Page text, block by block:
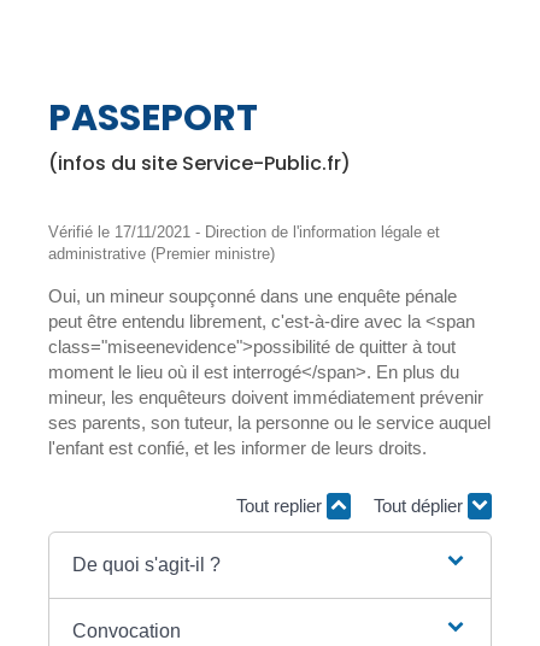
PASSEPORT
(infos du site Service-Public.fr)
Vérifié le 17/11/2021 - Direction de l'information légale et
administrative (Premier ministre)
Oui, un mineur soupçonné dans une enquête pénale
peut être entendu librement, c'est-à-dire avec la <span
class="miseenevidence">possibilité de quitter à tout
moment le lieu où il est interrogé</span>. En plus du
mineur, les enquêteurs doivent immédiatement prévenir
ses parents, son tuteur, la personne ou le service auquel
l'enfant est confié, et les informer de leurs droits.
Tout replier Tout déplier
De quoi s'agit-il ?
Convocation